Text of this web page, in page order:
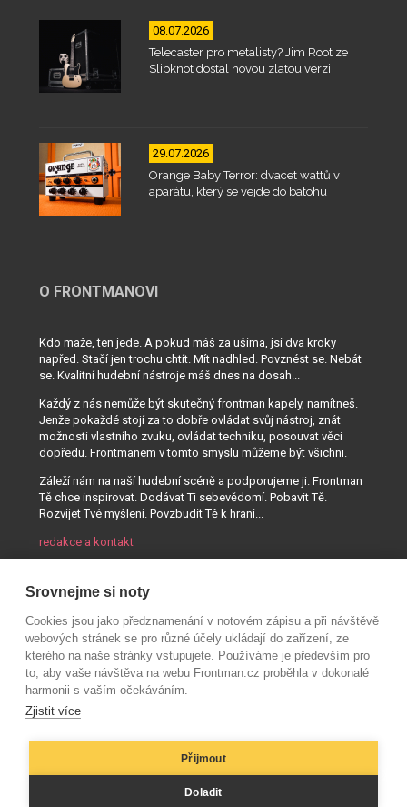
08.07.2026
Telecaster pro metalisty? Jim Root ze
Slipknot dostal novou zlatou verzi
29.07.2026
Orange Baby Terror: dvacet wattů v
aparátu, který se vejde do batohu
O FRONTMANOVI
Kdo maže, ten jede. A pokud máš za ušima, jsi dva kroky
napřed. Stačí jen trochu chtít. Mít nadhled. Povznést se. Nebát
se. Kvalitní hudební nástroje máš dnes na dosah...
Každý z nás nemůže být skutečný frontman kapely, namítneš.
Jenže pokaždé stojí za to dobře ovládat svůj nástroj, znát
možnosti vlastního zvuku, ovládat techniku, posouvat věci
dopředu. Frontmanem v tomto smyslu můžeme být všichni.
Záleží nám na naší hudební scéně a podporujeme ji. Frontman
Tě chce inspirovat. Dodávat Ti sebevědomí. Pobavit Tě.
Rozvíjet Tvé myšlení. Povzbudit Tě k hraní...
redakce a kontakt
Srovnejme si noty
Cookies jsou jako předznamenání v notovém zápisu a při návštěvě
webových stránek se pro různé účely ukládají do zařízení, ze
kterého na naše stránky vstupujete. Používáme je především pro
to, aby vaše návštěva na webu Frontman.cz proběhla v dokonalé
harmonii s vaším očekáváním.
Zjistit více
Přijmout
Doladit